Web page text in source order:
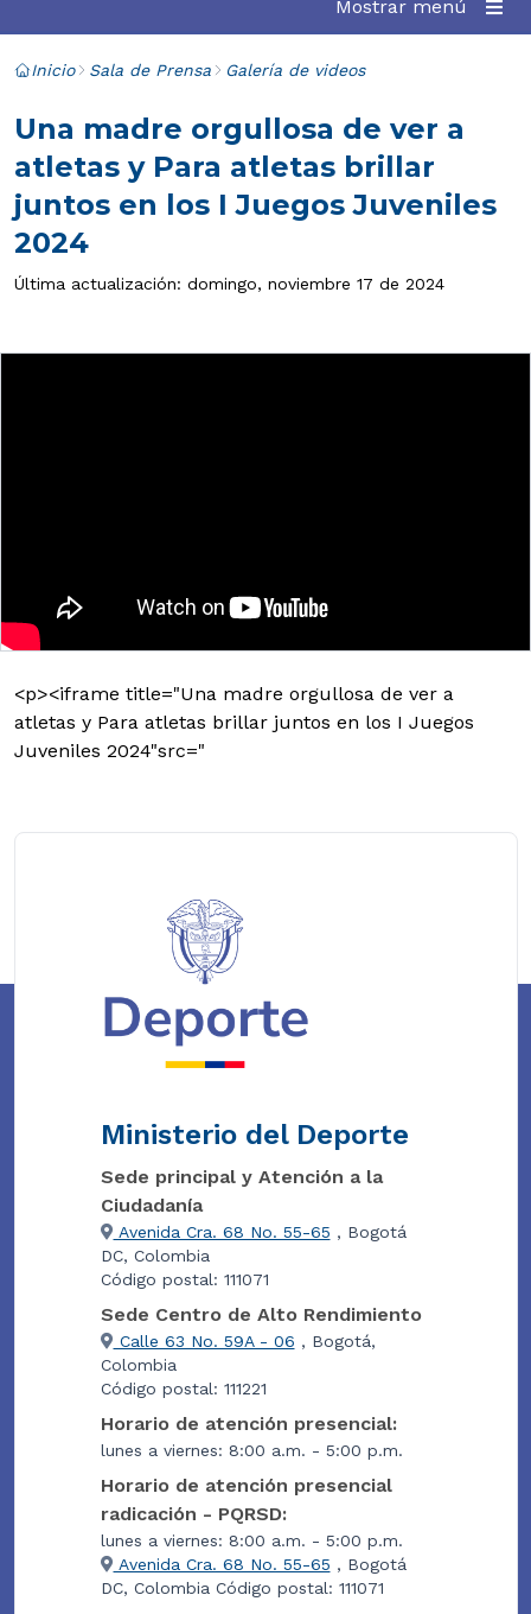
Mostrar menú
Inicio Sala de Prensa Galería de videos
Una madre orgullosa de ver a
atletas y Para atletas brillar
juntos en los I Juegos Juveniles
2024
Última actualización: domingo, noviembre 17 de 2024
<p><iframe title="Una madre orgullosa de ver a
atletas y Para atletas brillar juntos en los I Juegos
Juveniles 2024"src="
Ministerio del Deporte
Sede principal y Atención a la
Ciudadanía
Avenida Cra. 68 No. 55-65 , Bogotá
DC, Colombia
Código postal: 111071
Sede Centro de Alto Rendimiento
Calle 63 No. 59A - 06 , Bogotá,
Colombia
Código postal: 111221
Horario de atención presencial:
lunes a viernes: 8:00 a.m. - 5:00 p.m.
Horario de atención presencial
radicación - PQRSD:
lunes a viernes: 8:00 a.m. - 5:00 p.m.
Avenida Cra. 68 No. 55-65 , Bogotá
DC, Colombia Código postal: 111071